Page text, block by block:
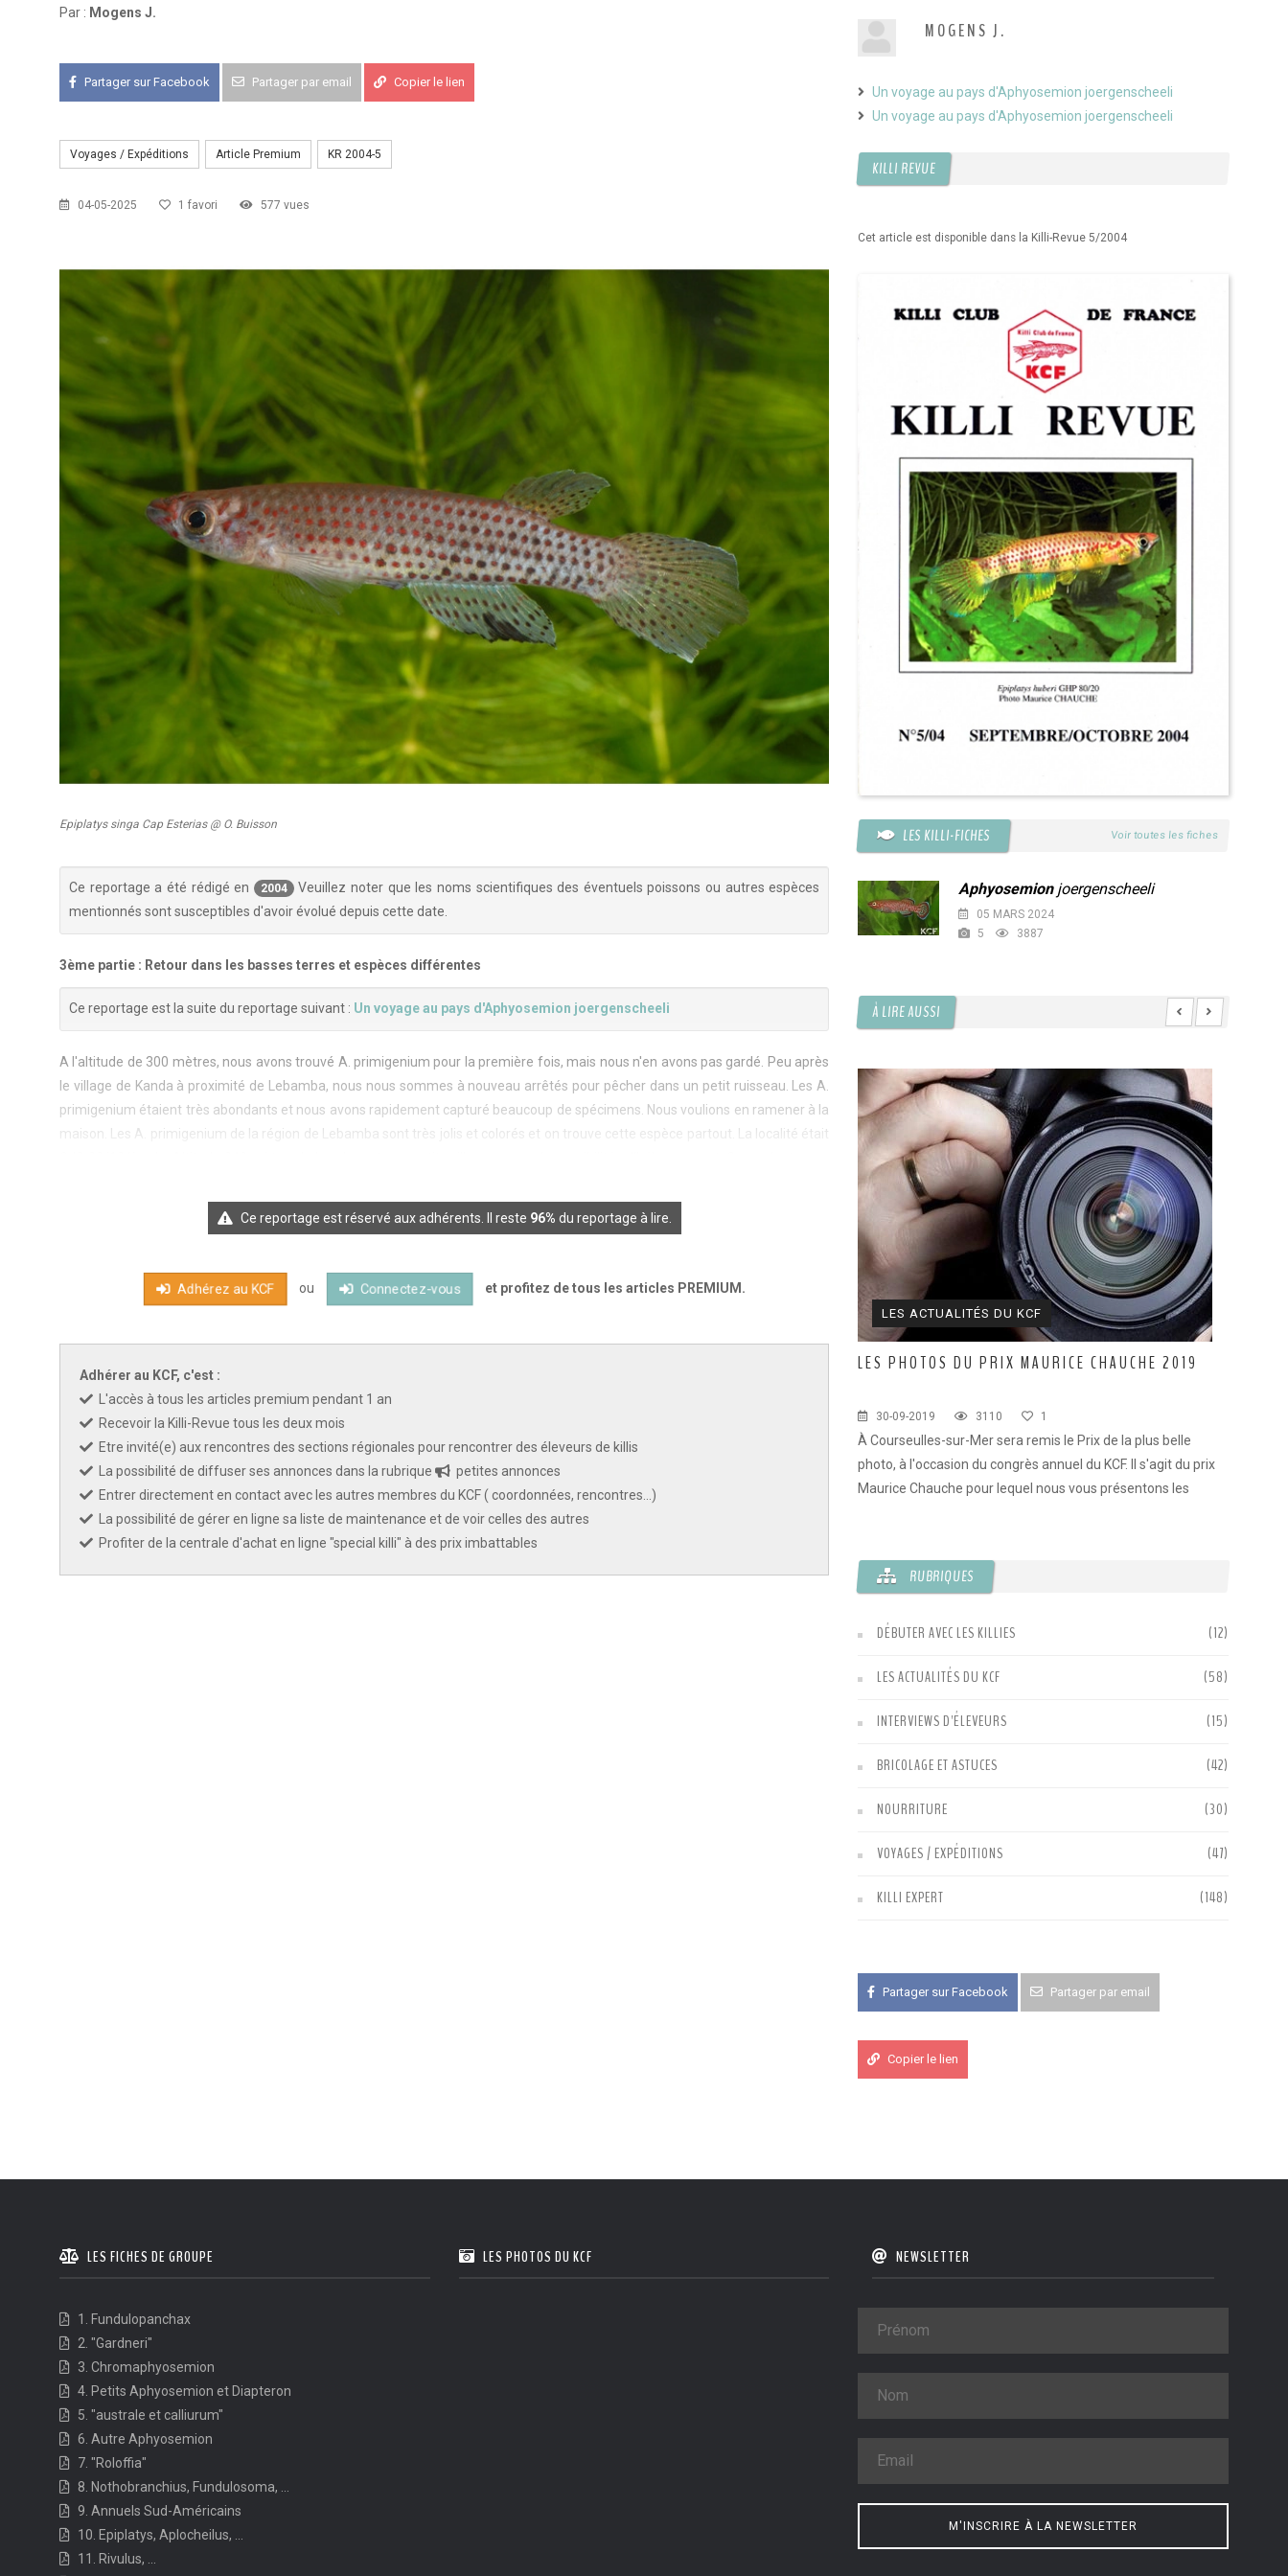
25-27 sep 2026 KCF FRANCE :52ème congrès du KCF
22 août 2026 KCF EST :
29 août 2026
5-6 sep 2026 SKS SUÈDE, DANEMARK, FINLANDE :
KCF ÎLE DE FRANCE : Réunion KCF Ile de France de Septembre
12 sep 2026 KCF ÎLE DE FRANCE : Réunion KCF Ile de France de Septembre
13 sep 2026 KCF NORMANDIE :Réunion de SectionEn savoir +
17-20 sep 2026 CZKA RÉPUBLIQUE TCHÈQUE :Congrès de la CZKA 2026
25-27 sep 2026 KCF FRANCE : 52ème congrès du KCF
APK PORTUGAL :Congrès de l'APK 2026
Par : Mogens J.
Partager sur Facebook Partager par email Copier le lien
Voyages / Expéditions Article Premium KR 2004-5
04-05-2025 1 favori 577 vues
Epiplatys singa Cap Esterias @ O. Buisson
Ce reportage a été rédigé en 2004 Veuillez noter que les noms scientifiques des éventuels poissons ou autres espèces
mentionnés sont susceptibles d'avoir évolué depuis cette date.
3ème partie : Retour dans les basses terres et espèces différentes
Ce reportage est la suite du reportage suivant : Un voyage au pays d'Aphyosemion joergenscheeli
A l'altitude de 300 mètres, nous avons trouvé A. primigenium pour la première fois, mais nous n'en avons pas gardé. Peu après
le village de Kanda à proximité de Lebamba, nous nous sommes à nouveau arrêtés pour pêcher dans un petit ruisseau. Les A.
primigenium étaient très abondants et nous avons rapidement capturé beaucoup de spécimens. Nous voulions en ramener à la
maison. Les A. primigenium de la région de Lebamba sont très jolis et colorés et on trouve cette espèce partout. La localité était
Ce reportage est réservé aux adhérents. Il reste 96% du reportage à lire.
Adhérez au KCF ou Connectez-vous et profitez de tous les articles PREMIUM.
Adhérer au KCF, c'est :
L'accès à tous les articles premium pendant 1 an
Recevoir la Killi-Revue tous les deux mois
Etre invité(e) aux rencontres des sections régionales pour rencontrer des éleveurs de killis
La possibilité de diffuser ses annonces dans la rubrique
petites annonces
Entrer directement en contact avec les autres membres du KCF ( coordonnées, rencontres...)
La possibilité de gérer en ligne sa liste de maintenance et de voir celles des autres
Profiter de la centrale d'achat en ligne "special killi" à des prix imbattables
MOGENS J.
Un voyage au pays d'Aphyosemion joergenscheeli
Un voyage au pays d'Aphyosemion joergenscheeli
KILLI REVUE
Cet article est disponible dans la Killi-Revue 5/2004
LES KILLI-FICHES Voir toutes les fiches
Aphyosemionjoergenscheeli
05 MARS 2024
5
3887
À LIRE AUSSI
Par Roger Langton, article paru dans le Journal de l'American
LES ACTUALITÉS DU KCF
LES PHOTOS DU PRIX MAURICE CHAUCHE 2019
30-09-2019 3110 1
À Courseulles-sur-Mer sera remis le Prix de la plus belle
photo, à l'occasion du congrès annuel du KCF. Il s'agit du prix
Maurice Chauche pour lequel nous vous présentons les
RUBRIQUES
DÉBUTER AVEC LES KILLIES (12)
LES ACTUALITÉS DU KCF (58)
INTERVIEWS D'ÉLEVEURS (15)
BRICOLAGE ET ASTUCES (42)
NOURRITURE (30)
VOYAGES / EXPÉDITIONS (47)
KILLI EXPERT (148)
Partager sur Facebook Partager par email
Copier le lien
LES FICHES DE GROUPE
1. Fundulopanchax
2. "Gardneri"
3. Chromaphyosemion
4. Petits Aphyosemion et Diapteron
5. "australe et calliurum"
6. Autre Aphyosemion
7. "Roloffia"
8. Nothobranchius, Fundulosoma, ...
9. Annuels Sud-Américains
10. Epiplatys, Aplocheilus, ...
11. Rivulus, ...
LES PHOTOS DU KCF NEWSLETTER
M'INSCRIRE À LA NEWSLETTER